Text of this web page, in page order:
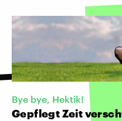
Bye bye, Hektik!
Gepflegt Zeit